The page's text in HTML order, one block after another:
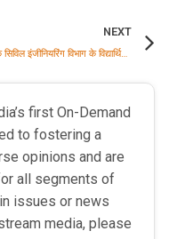
NEXT
CUH के सिविल इंजीनियरिंग विभाग के विद्यार्थियों को इंटर्नशिप उत्कृष्टता पुरस्कार
first On-Demand
to fostering a
opinions and are
all segments of
issues or news
media, please